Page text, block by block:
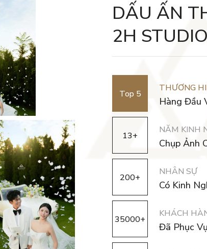
DẤU ẤN
2H STUDIO
Top 5
THƯƠNG
Hàng Đầu
13+
NĂM KINH
Chụp Ảnh
200+
NHÂN SỰ
Có Kinh
35000+
KHÁCH
Đã Phục Vụ